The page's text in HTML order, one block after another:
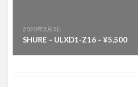
2020年3月3日
SHURE – ULXD1-Z16 – ¥5,500